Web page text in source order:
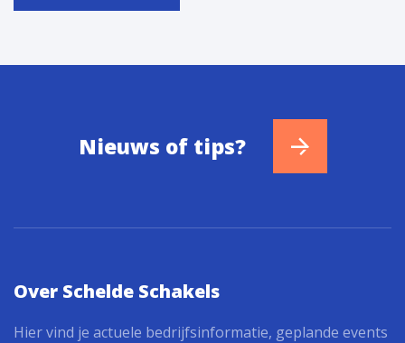
Nieuws of tips?
Over Schelde Schakels
Hier vind je actuele bedrijfsinformatie, geplande events